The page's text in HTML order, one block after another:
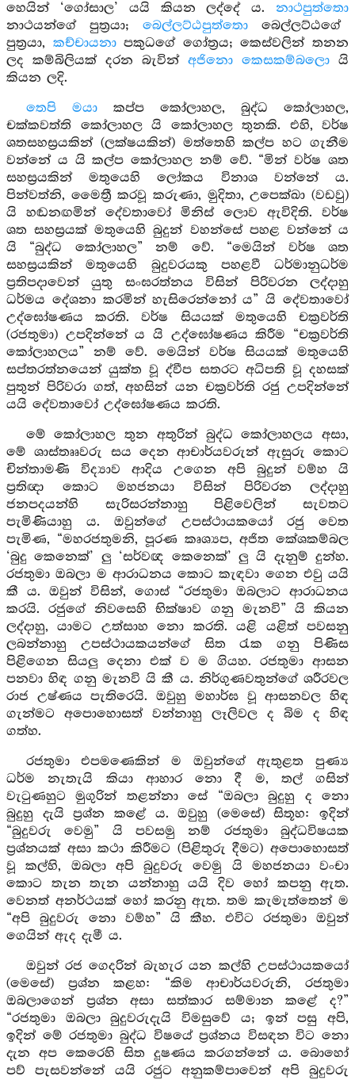
හෙයින් ‘ගෝසාල’ යයි කියන ලද්දේ ය. නාථපුත්තො
නාථයන්ගේ පුත්‍රයා; බෙල්ලට්ඨපුත්තො බෙල්ලට්ඨගේ
පුත්‍රයා, කච්චායනාපකුධගේ ගෝත්‍රය; කෙස්වලින් තනන
ලද කම්බිලියක් දරන බැවින් අජිනො කෙසකම්බලො යි
කියන ලදි.
තෙපි මයාකප්ප කෝලාහල, බුද්ධ කෝලාහල,
චක්කවත්ති කෝලාහල යි කෝලාහල තුනකි. එහි, වර්ෂ
ශතසහස්‍රයකින් (ලක්ෂයකින්) මත්තෙහි කල්ප හට ගැනීම
වන්නේ ය යි කල්ප කෝලාහල නම් වේ. “මින් වර්ෂ ශත
සහස්‍රයකින් මතුයෙහි ලෝකය විනාශ වන්නේ ය.
පින්වත්නි, මෛත්‍රී කරවූ කරුණා, මුදිතා, උපෙක්ඛා (වඩවු)
යි හඬනඟමින් දේවතාවෝ මිනිස් ලොව ඇවිදිති. වර්ෂ
ශත සහස්‍රයක් මතුයෙහි බුදුන් වහන්සේ පහළ වන්නේ ය
යි “බුද්ධ කෝලාහල” නම් වේ. “මෙයින් වර්ෂ ශත
සහස්‍රයකින් මතුයෙහි බුදුවරයකු පහළවී ධර්මානුධර්ම
ප්‍රතිපදාවෙන් යුතු සංඝරත්නය විසින් පිරිවරන ලද්දාහු
ධර්මය දේශනා කරමින් හැසිරෙන්නෝ ය” යි දේවතාවෝ
උද්ඝෝෂණය කරති. වර්ෂ සියයක් මතුයෙහි චක්‍රවර්ති
(රජතුමා) උපදින්නේ ය යි උද්ඝෝෂණය කිරීම “චක්‍රවර්ති
කෝලාහලය” නම් වේ. මෙයින් වර්ෂ සියයක් මතුයෙහි
සප්තරත්නයෙන් යුක්ත වූ ද්වීප සතරට අධිපති වූ දහසක්
පුතුන් පිරිවරා ගත්, අහසින් යන චක්‍රවර්ති රජු උපදින්නේ
යයි දේවතාවෝ උද්ඝෝෂණය කරති.
මේ කෝලාහල තුන අතුරින් බුද්ධ කෝලාහලය අසා,
මේ ශාස්තෲවරු සය දෙන ආචාර්යවරුන් ඇසුරු කොට
චින්තාමණි විද්‍යාව ආදිය උගෙන අපි බුදුන් වම්හ යි
ප්‍රතිඥා කොට මහජනයා විසින් පිරිවරන ලද්දාහු
ජනපදයන්හි සැරිසරන්නාහු පිළිවෙලින් සැවතට
පැමිණියාහු ය. ඔවුන්ගේ උපස්ථායකයෝ රජු වෙත
පැමිණ, “මහරජතුමනි, පූරණ කෘශ්‍යප, අජිත කේශකම්බල
‘බුදු කෙනෙක්’ ලු ‘සර්වඥ කෙනෙක්’ ලු යි දැනුම් දුන්හ.
රජතුමා ඔබලා ම ආරාධනය කොට කැඳවා ගෙන එවු යයි
කී ය. ඔවුන් විසින්, ගොස් “රජතුමා ඔබලාට ආරාධනය
කරයි. රජුගේ නිවසෙහි භික්ෂාව ගනු මැනවි” යි කියන
ලද්දාහු, යාමට උත්සාහ නො කරති. යළි යළිත් පවසනු
ලබන්නාහු උපස්ථායකයන්ගේ සිත රැක ගනු පිණිස
පිළිගෙන සියලු දෙනා එක් ව ම ගියහ. රජතුමා ආසන
පනවා හිඳ ගනු මැනවි යි කී ය. නිර්ගුණවතුන්ගේ ශරීරවල
රාජ උෂ්ණය පැතිරෙයි. ඔවුහු මහාර්ඝ වූ ආසනවල හිඳ
ගැන්මට අපොහොසත් වන්නාහු ලෑලිවල ද බිම ද හිඳ
ගත්හ.
රජතුමා එපමණෙකින් ම ඔවුන්ගේ ඇතුළත පුණ්‍ය
ධර්ම නැතැයි කියා ආහාර නො දී ම, තල් ගසින්
වැටුණහුට මුගුරින් තළන්නා සේ “ඔබලා බුදුහු ද නො
බුදුහු දැයි ප්‍රශ්න කළේ ය. ඔවුහු (මෙසේ) සිතූහ: ඉදින්
“බුදුවරු වෙමු” යි පවසමු නම් රජතුමා බුද්ධවිෂයක
ප්‍රශ්නයක් අසා කථා කිරීමට (පිළිතුරු දීමට) අපොහොසත්
වූ කල්හි, ඔබලා අපි බුදුවරු වෙමු යි මහජනයා වංචා
කොට තැන තැන යන්නාහු යයි දිව හෝ කපනු ඇත.
වෙනත් අනර්ථයක් හෝ කරනු ඇත. තම කැමැත්තෙන් ම
“අපි බුදුවරු නො වම්හ” යි කීහ. එවිට රජතුමා ඔවුන්
ගෙයින් ඇද දැමී ය.
ඔවුන් රජ ගෙදරින් බැහැර යන කල්හි උපස්ථායකයෝ
(මෙසේ) ප්‍රශ්න කළහ: “කිම ආචාර්යවරුනි, රජතුමා
ඔබලාගෙන් ප්‍රශ්න අසා සත්කාර සම්මාන කළේ ද?”
“රජතුමා ඔබලා බුදුවරුදැයි විමසුවේ ය; ඉන් පසු අපි,
ඉදින් මේ රජතුමා බුද්ධ විෂයේ ප්‍රශ්නය විසඳන විට නො
දැන අප කෙරෙහි සිත දූෂණය කරගන්නේ ය. බොහෝ
පව් පැසවන්නේ යයි රජුට අනුකම්පාවෙන් අපි බුදුවරු